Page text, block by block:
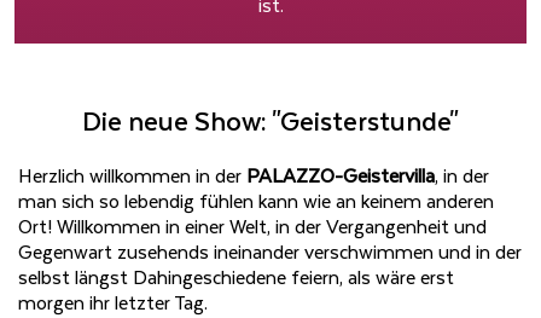
ist.
Die neue Show: "Geisterstunde"
Herzlich willkommen in der PALAZZO-Geistervilla, in der
man sich so lebendig fühlen kann wie an keinem anderen
Ort! Willkommen in einer Welt, in der Vergangenheit und
Gegenwart zusehends ineinander verschwimmen und in der
selbst längst Dahingeschiedene feiern, als wäre erst
morgen ihr letzter Tag.